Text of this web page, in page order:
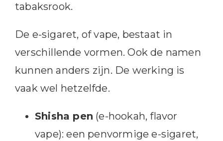
tabaksrook.
De e-sigaret, of vape, bestaat in
verschillende vormen. Ook de namen
kunnen anders zijn. De werking is
vaak wel hetzelfde.
Shisha pen (e-hookah, flavor
vape): een penvormige e-sigaret,